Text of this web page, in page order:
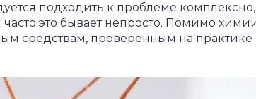
подходить к проблеме комплексно,
это бывает непросто. Помимо
средствам, проверенным на практике